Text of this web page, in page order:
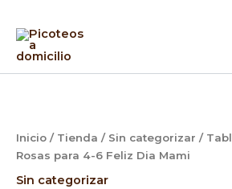
contenido
Inicio / Tienda / Sin categorizar /
Rosas para 4-6 Feliz Dia Mami
Sin categorizar
Rosas
para
4-